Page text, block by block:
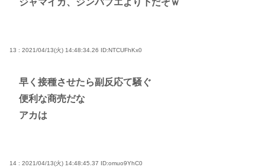
ジャマイカ、ジンバブエより下だぞｗ
13 : 2021/04/13(火) 14:48:34.26 ID:NTCUFhKx0
早く接種させたら副反応て騒ぐ
便利な商売だな
アカは
14 : 2021/04/13(火) 14:48:45.37 ID:omuo9YhC0